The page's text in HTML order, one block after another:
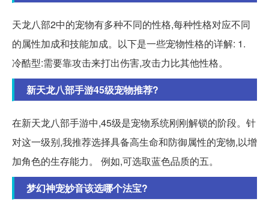
天龙八部2中的宠物有多种不同的性格,每种性格对应不同
的属性加成和技能加成。以下是一些宠物性格的详解: 1.
冷酷型:需要靠攻击来打出伤害,攻击力比其他性格。
新天龙八部手游45级宠物推荐?
在新天龙八部手游中,45级是宠物系统刚刚解锁的阶段。针
对这一级别,我推荐选择具备高生命和防御属性的宠物,以增
加角色的生存能力。 例如,可选取蓝色品质的五。
梦幻神宠妙音该选哪个法宝?